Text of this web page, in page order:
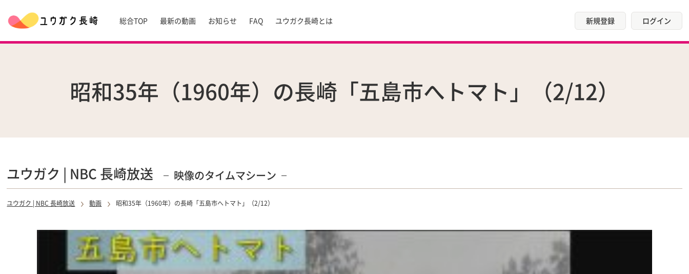
総合TOP 最新の動画 お知らせ FAQ ユウガク長崎とは 新規登録 ログイン
昭和35年（1960年）の長崎「五島市へトマト」（2/12）
ユウガク | NBC 長崎放送 映像のタイムマシーン
ユウガク | NBC 長崎放送 動画 昭和35年（1960年）の長崎「五島市へトマト」（2/12）